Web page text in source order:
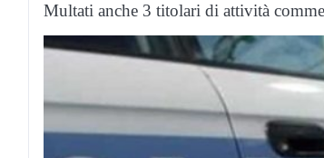
Multati anche 3 titolari di attività